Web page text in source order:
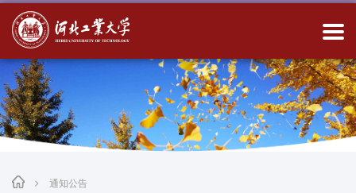
通知公告